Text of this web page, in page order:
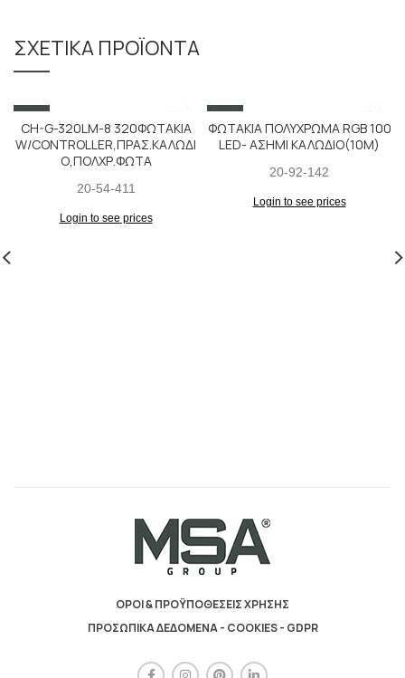
ΣΧΕΤΙΚΆ ΠΡΟΪΌΝΤΑ
SALE
CH-G-320LM-8 320ΦΩΤΑΚΙΑ
W/CONTROLLER,ΠΡΑΣ.ΚΑΛΩΔΙ
Ο,ΠΟΛΧΡ.ΦΩΤΑ
20-54-411
Login to see prices
SALE
ΦΩΤΑΚΙΑ ΠΟΛΥΧΡΩΜΑ RGB 100
LED- ΑΣΗΜΙ ΚΑΛΩΔΙΟ(10M)
20-92-142
Login to see prices
ΟΡΟΙ & ΠΡΟΫΠΟΘΕΣΕΙΣ ΧΡΗΣΗΣ
ΠΡΟΣΩΠΙΚΑ ΔΕΔΟΜΕΝΑ - COOKIES - GDPR